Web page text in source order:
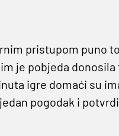
pristupom puno
je pobjeda
igre domaći su
pogodak i